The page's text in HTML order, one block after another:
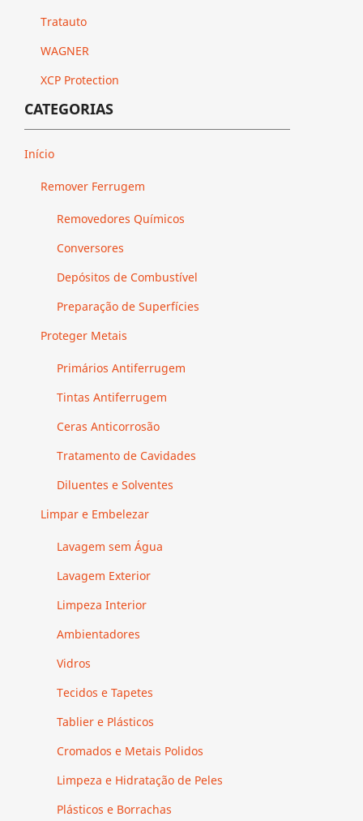
Tratauto
WAGNER
XCP Protection
CATEGORIAS
Início
Remover Ferrugem
Removedores Químicos
Conversores
Depósitos de Combustível
Preparação de Superfícies
Proteger Metais
Primários Antiferrugem
Tintas Antiferrugem
Ceras Anticorrosão
Tratamento de Cavidades
Diluentes e Solventes
Limpar e Embelezar
Lavagem sem Água
Lavagem Exterior
Limpeza Interior
Ambientadores
Vidros
Tecidos e Tapetes
Tablier e Plásticos
Cromados e Metais Polidos
Limpeza e Hidratação de Peles
Plásticos e Borrachas